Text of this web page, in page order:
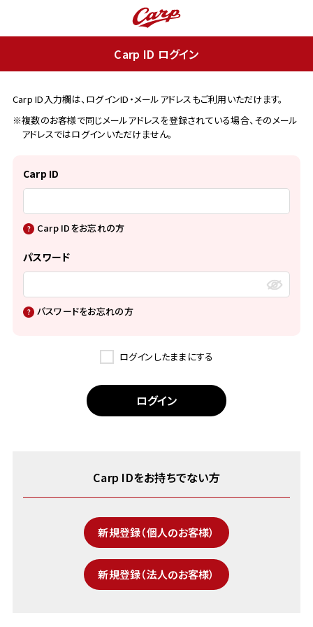
Carp ID ログイン
Carp ID入力欄は、ログインID・メールアドレスもご利用いただけます。
※複数のお客様で同じメールアドレスを登録されている場合、そのメール
アドレスではログインいただけません。
Carp ID
Carp IDをお忘れの方
パスワード
パスワードをお忘れの方
ログインしたままにする
Carp IDをお持ちでない方
新規登録（個人のお客様）
新規登録（法人のお客様）